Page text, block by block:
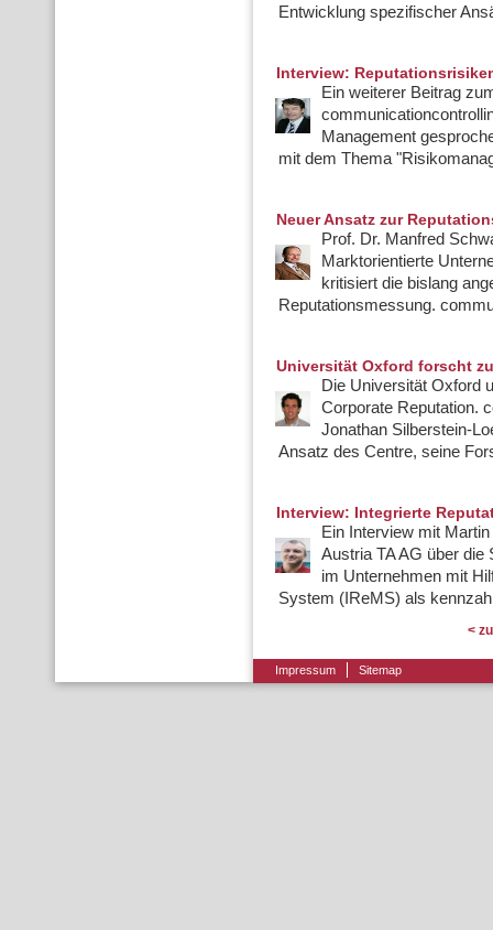
Entwicklung spezifischer
Interview:
Ein weiterer Beitrag
Management
mit dem Thema
Neuer Ansatz zur
Prof. Dr. Manfred
Marktorientierte
kritisiert die bislang
Reputationsmessung.
Universität Oxford forscht
Die Universität Oxford
Corporate Reputation.
Jonathan Silberstein-
Ansatz des Centre, seine
Interview: Integrierte
Ein Interview mit
Austria TA AG über die
im Unternehmen mit
System (IReMS) als
<
Impressum Sitemap